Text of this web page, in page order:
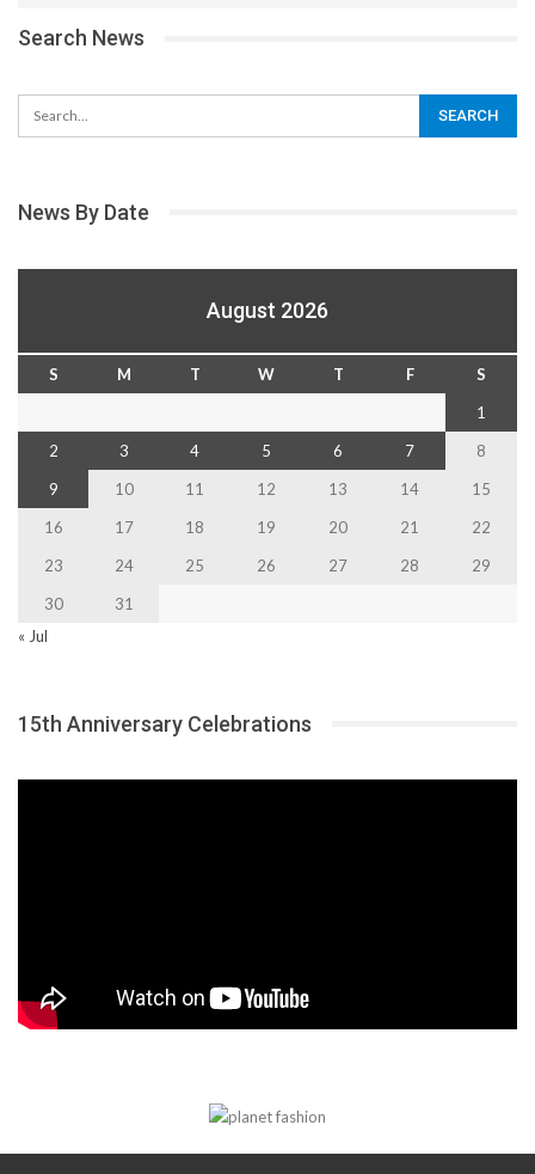
Search News
News By Date
August 2026
S M T W T F
S
1
2
3 4 5 6 7
8
9
10 11 12 13 14
15
16
17 18 19 20 21
22
23
24 25 26 27 28
29
30
31
« Jul
15th Anniversary Celebrations